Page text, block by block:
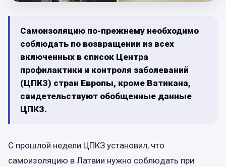
Самоизоляцию по-прежнему необходимо
соблюдать по возвращении из всех
включенных в список Центра
профилактики и контроля заболеваний
(ЦПКЗ) стран Европы, кроме Ватикана,
свидетельствуют обобщенные данные
ЦПКЗ.
С прошлой недели ЦПКЗ установил, что
самоизоляцию в Латвии нужно соблюдать при